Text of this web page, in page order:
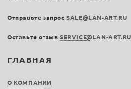
ГЛАВНАЯ
О КОМПАНИИ
Отправьте запросSALE@LAN-ART.RU
Оставьте отзыв SERVICE@LAN-ART.RU